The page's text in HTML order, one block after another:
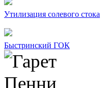
Утилизация солевого стока
Быстринский ГОК